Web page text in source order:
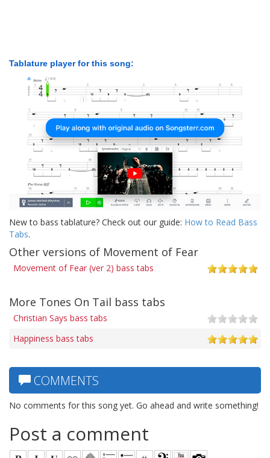
Tablature player for this song:
New to bass tablature? Check out our guide: How to Read Bass
Tabs.
Other versions of Movement of Fear
Movement of Fear (ver 2) bass tabs
More Tones On Tail bass tabs
Christian Says bass tabs
Happiness bass tabs
COMMENTS
No comments for this song yet. Go ahead and write something!
Post a comment